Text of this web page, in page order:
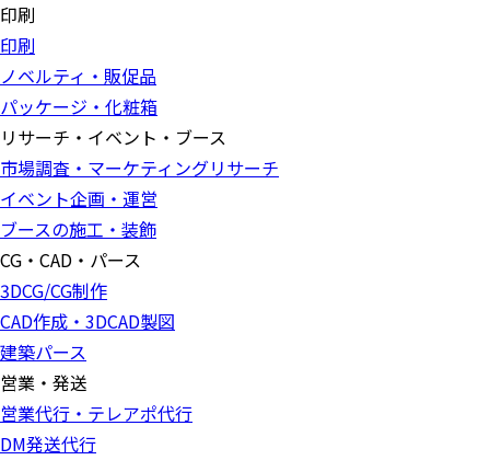
印刷
印刷
ノベルティ・販促品
パッケージ・化粧箱
リサーチ・イベント・ブース
市場調査・マーケティングリサーチ
イベント企画・運営
ブースの施工・装飾
CG・CAD・パース
3DCG/CG制作
CAD作成・3DCAD製図
建築パース
営業・発送
営業代行・テレアポ代行
DM発送代行